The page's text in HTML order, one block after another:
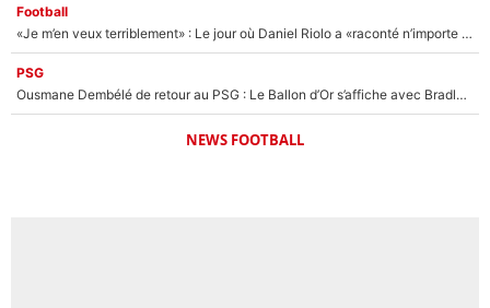
Football
«Je m’en veux terriblement» : Le jour où Daniel Riolo a «raconté n’importe quoi» dans l'After Foot !
PSG
Ousmane Dembélé de retour au PSG : Le Ballon d’Or s’affiche avec Bradley Barcola en plein cœur du feuilleton sur son départ !
NEWS FOOTBALL